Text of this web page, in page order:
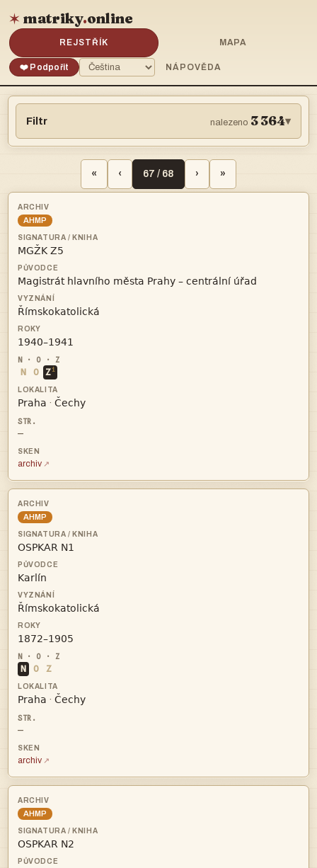
✶ matriky.online
REJSTŘÍK MAPA
❤️ Podpořit NÁPOVĚDA
Filtr nalezeno 3 364▾
« ‹ 67 / 68 › »
AHMP




N O Z i
 · 
—
archiv
AHMP




N O Z
 · 
—
archiv
AHMP
